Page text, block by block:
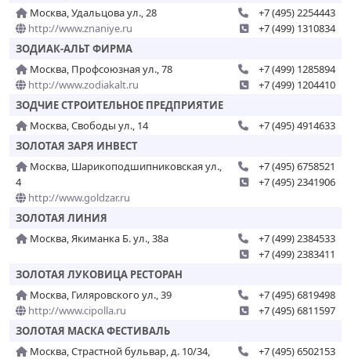
Москва, Удальцова ул., 28
http://www.znaniye.ru
+7 (495) 2254443
+7 (499) 1310834
ЗОДИАК-АЛЬТ ФИРМА
Москва, Профсоюзная ул., 78
http://www.zodiakalt.ru
+7 (499) 1285894
+7 (499) 1204410
ЗОДЧИЕ СТРОИТЕЛЬНОЕ ПРЕДПРИЯТИЕ
Москва, Свободы ул., 14
+7 (495) 4914633
ЗОЛОТАЯ ЗАРЯ ИНВЕСТ
Москва, Шарикоподшипниковская ул.,
4
http://www.goldzar.ru
+7 (495) 6758521
+7 (495) 2341906
ЗОЛОТАЯ ЛИНИЯ
Москва, Якиманка Б. ул., 38а
+7 (499) 2384533
+7 (499) 2383411
ЗОЛОТАЯ ЛУКОВИЦА РЕСТОРАН
Москва, Гиляровского ул., 39
http://www.cipolla.ru
+7 (495) 6819498
+7 (495) 6811597
ЗОЛОТАЯ МАСКА ФЕСТИВАЛЬ
Москва, Страстной бульвар, д. 10/34,
+7 (495) 6502153